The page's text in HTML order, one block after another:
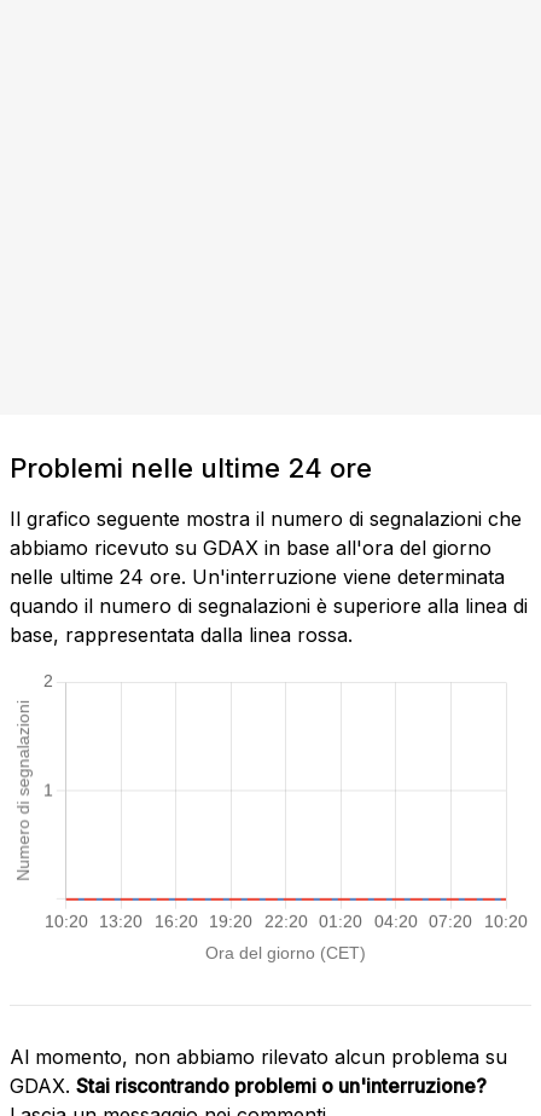
Problemi nelle ultime 24 ore
Il grafico seguente mostra il numero di segnalazioni che
abbiamo ricevuto su GDAX in base all'ora del giorno
nelle ultime 24 ore. Un'interruzione viene determinata
quando il numero di segnalazioni è superiore alla linea di
base, rappresentata dalla linea rossa.
Al momento, non abbiamo rilevato alcun problema su
GDAX. Stai riscontrando problemi o un'interruzione?